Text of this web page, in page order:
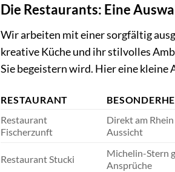
Die Restaurants: Eine
Wir arbeiten mit einer sorgfältig
kreative Küche und ihr stilvolles
Sie begeistern wird. Hier eine kleine
RESTAURANT
Restaurant
Fischerzunft
Direkt am
Aussicht
Restaurant Stucki
Michelin-Stern
Ansprüche